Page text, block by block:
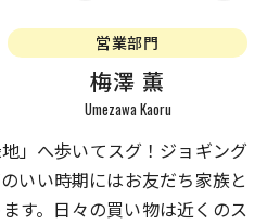
営業部門
梅澤 薫
Umezawa Kaoru
」へ歩いてスグ！ジョギング
いい時期にはお友だち家族と
す。日々の買い物は近くのス